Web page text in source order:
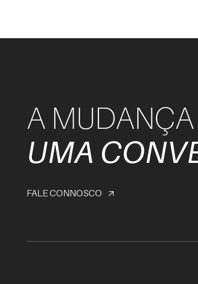
A
UMA
FALE CONNOSCO arrow_outward